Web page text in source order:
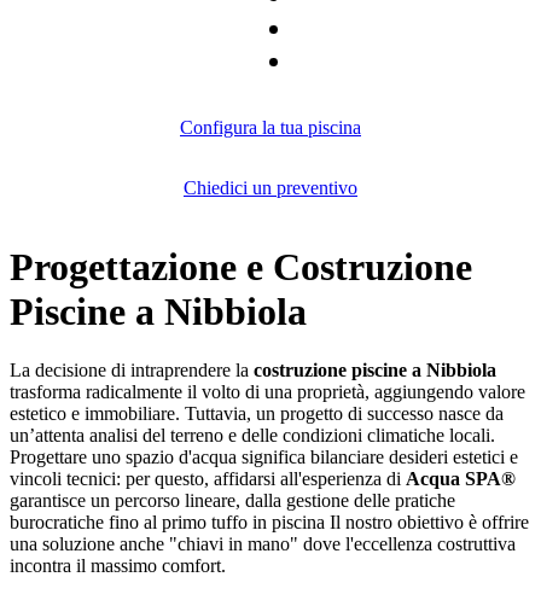
Configura la tua piscina
Chiedici un preventivo
Progettazione e Costruzione
Piscine a Nibbiola
La decisione di intraprendere la costruzione piscine a Nibbiola
trasforma radicalmente il volto di una proprietà, aggiungendo valore
estetico e immobiliare. Tuttavia, un progetto di successo nasce da
un’attenta analisi del terreno e delle condizioni climatiche locali.
Progettare uno spazio d'acqua significa bilanciare desideri estetici e
vincoli tecnici: per questo, affidarsi all'esperienza di Acqua SPA®
garantisce un percorso lineare, dalla gestione delle pratiche
burocratiche fino al primo tuffo in piscina Il nostro obiettivo è offrire
una soluzione anche "chiavi in mano" dove l'eccellenza costruttiva
incontra il massimo comfort.